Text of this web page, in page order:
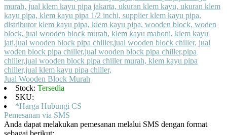
Jual Wooden Block Murah
Stock: Tersedia
SKU:
*Harga Hubungi CS
Pemesanan via SMS
Anda dapat melakukan pemesanan melalui SMS dengan format